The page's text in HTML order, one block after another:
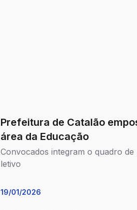
Prefeitura de Catalão
área da Educação
Convocados integram o quadro
letivo
19/01/2026